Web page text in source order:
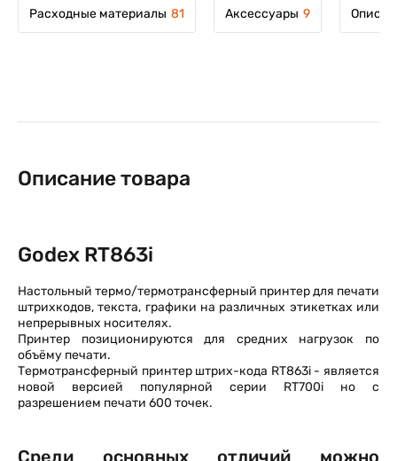
Расходные материалы 81 Аксессуары 9
Описание товара
Godex RT863i
Настольный термо/термотрансферный принтер для печати
штрихкодов, текста, графики на различных этикетках или
непрерывных носителях.
Принтер позиционируются для средних нагрузок по
объёму печати.
Термотрансферный принтер штрих-кода RT863i - является
новой версией популярной серии RT700i но с
разрешением печати 600 точек.
Среди основных отличий можно